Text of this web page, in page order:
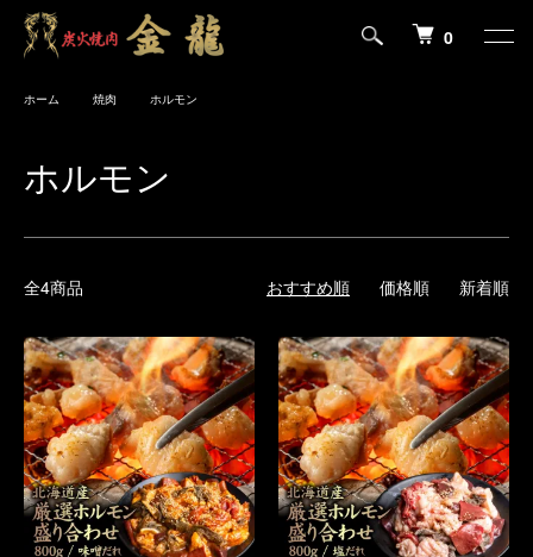
0
ホーム 焼肉 ホルモン
ホルモン
全4商品 おすすめ順 価格順 新着順